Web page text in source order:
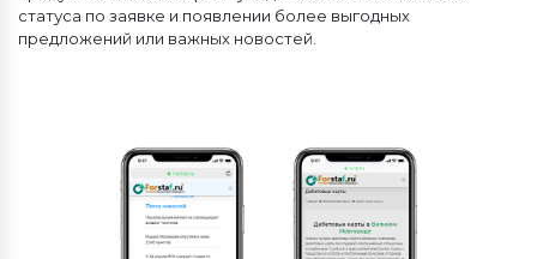
статуса по заявке и появлении более выгодных
предложений или важных новостей.